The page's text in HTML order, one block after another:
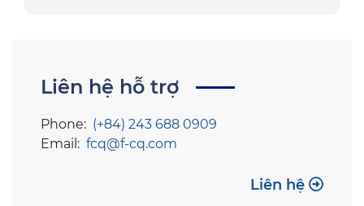
Liên hệ hỗ trợ
Phone: (+84) 243 688 0909
Email: fcq@f-cq.com
Liên hệ